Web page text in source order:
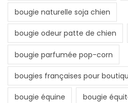
bougie naturelle soja chien
bougie odeur patte de chien
bougie parfumée pop-corn
bougies françaises pour
bougie équine bougie